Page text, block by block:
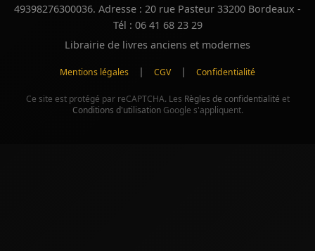
49398276300036. Adresse : 20 rue Pasteur 33200 Bordeaux -
Tél : 06 41 68 23 29
Librairie de livres anciens et modernes
Mentions légales | CGV | Confidentialité
Ce site est protégé par reCAPTCHA. Les Règles de confidentialité et
Conditions d'utilisationGoogle s'appliquent.